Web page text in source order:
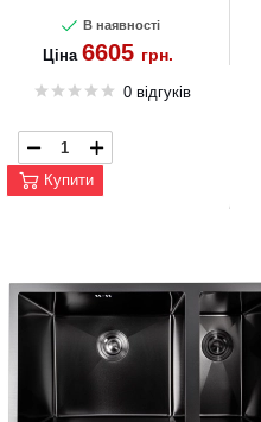
В наявності
Ціна 6605 грн.
0 відгуків
Купити